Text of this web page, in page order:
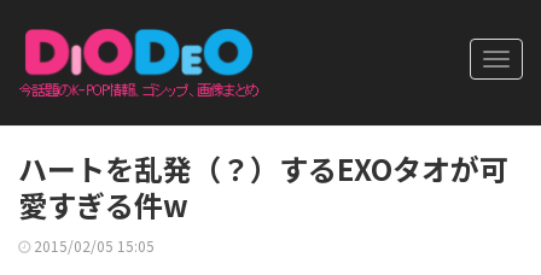
ハートを乱発（？）するEXOタオが可
愛すぎる件w
2015/02/05 15:05